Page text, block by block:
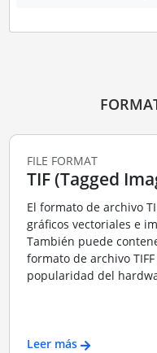
FILE FORMAT
TIF (Tagged
El formato de archivo
gráficos vectoriales e
También puede
formato de archivo
popularidad del
Leer más